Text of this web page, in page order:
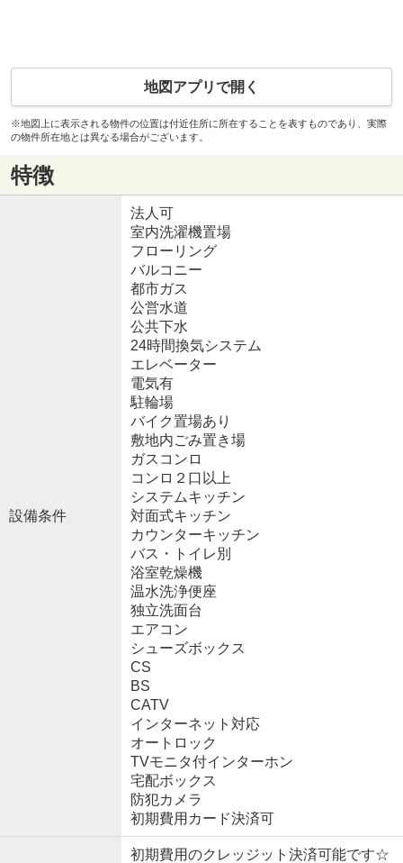
地図アプリで開く
※地図上に表示される物件の位置は付近住所に所在することを表すものであり、実際
の物件所在地とは異なる場合がございます。
特徴
設備条件
法人可
室内洗濯機置場
フローリング
バルコニー
都市ガス
公営水道
公共下水
24時間換気システム
エレベーター
電気有
駐輪場
バイク置場あり
敷地内ごみ置き場
ガスコンロ
コンロ２口以上
システムキッチン
対面式キッチン
カウンターキッチン
バス・トイレ別
浴室乾燥機
温水洗浄便座
独立洗面台
エアコン
シューズボックス
CS
BS
CATV
インターネット対応
オートロック
TVモニタ付インターホン
宅配ボックス
防犯カメラ
初期費用カード決済可
初期費用のクレッジット決済可能です☆